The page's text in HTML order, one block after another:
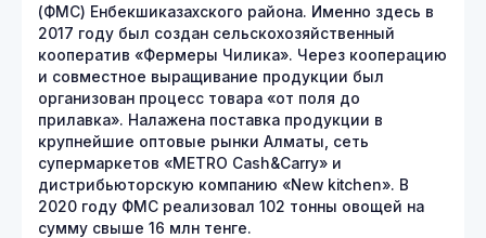
(ФМС) Енбекшиказахского района. Именно здесь в
2017 году был создан сельскохозяйственный
кооператив «Фермеры Чилика». Через кооперацию
и совместное выращивание продукции был
организован процесс товара «от поля до
прилавка». Налажена поставка продукции в
крупнейшие оптовые рынки Алматы, сеть
супермаркетов «METRO Cash&Carry» и
дистрибьюторскую компанию «New kitchen». В
2020 году ФМС реализовал 102 тонны овощей на
сумму свыше 16 млн тенге.